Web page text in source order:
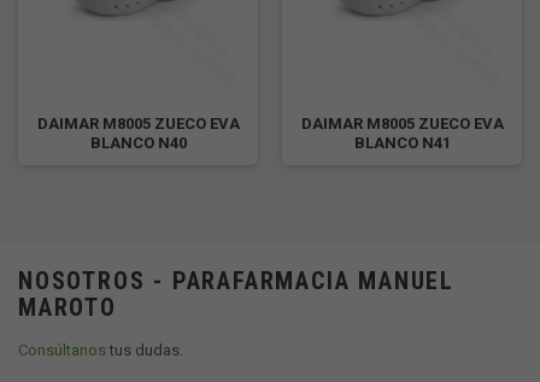
DAIMAR M8005 ZUECO EVA
BLANCO N40
DAIMAR M8005 ZUECO EVA
BLANCO N41
NOSOTROS - PARAFARMACIA MANUEL
MAROTO
Consúltanostus dudas.